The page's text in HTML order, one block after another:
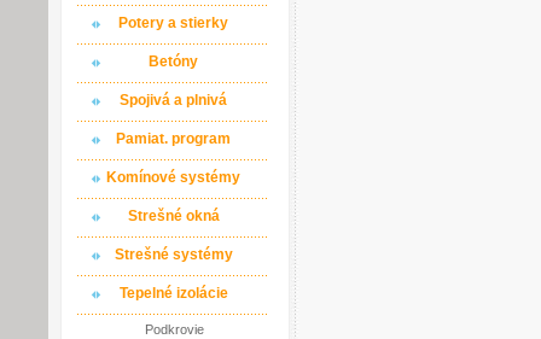
Potery a stierky
Betóny
Spojivá a plnivá
Pamiat. program
Komínové systémy
Strešné okná
Strešné systémy
Tepelné izolácie
Podkrovie